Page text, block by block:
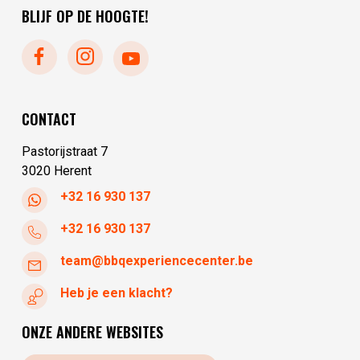
zondag
dinsdag
donderdag
vrijdag
zondag
BLIJF OP DE HOOGTE!
CONTACT
Pastorijstraat 7
3020 Herent
+32 16 930 137
+32 16 930 137
team@bbqexperiencecenter.be
Heb je een klacht?
ONZE ANDERE WEBSITES